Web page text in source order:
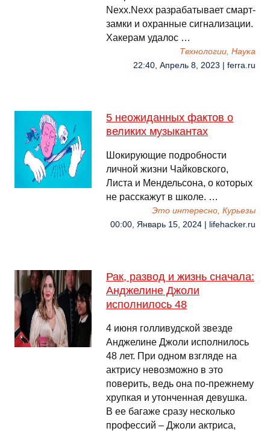
Nexx.Nexx разрабатывает смарт-
замки и охранные сигнализации.
Хакерам удалос …
Технологии, Наука
22:40, Апрель 8, 2023 | ferra.ru
5 неожиданных фактов о
великих музыкантах
Шокирующие подробности
личной жизни Чайковского,
Листа и Мендельсона, о которых
не расскажут в школе. …
Это интересно, Курьезы
00:00, Январь 15, 2024 | lifehacker.ru
Рак, развод и жизнь сначала:
Анджелине Джоли
исполнилось 48
4 июня голливудской звезде
Анджелине Джоли исполнилось
48 лет. При одном взгляде на
актрису невозможно в это
поверить, ведь она по-прежнему
хрупкая и утонченная девушка.
В ее багаже сразу несколько
профессий – Джоли актриса,